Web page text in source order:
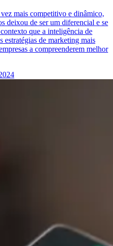
mais competitivo e dinâmico,
deixou de ser um diferencial e se
que a inteligência de
estratégias de marketing mais
a compreenderem melhor